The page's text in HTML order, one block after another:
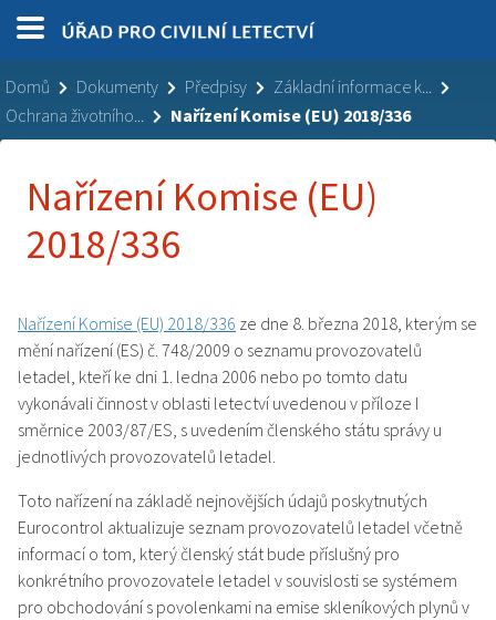
Domů Dokumenty Předpisy
Základní informace k...
Ochrana životního...
Nařízení Komise (EU) 2018/336
Nařízení Komise (EU)
2018/336
Nařízení Komise (EU) 2018/336 ze dne 8. března 2018, kterým se
mění nařízení (ES) č. 748/2009 o seznamu provozovatelů
letadel, kteří ke dni 1. ledna 2006 nebo po tomto datu
vykonávali činnost v oblasti letectví uvedenou v příloze I
směrnice 2003/87/ES, s uvedením členského státu správy u
jednotlivých provozovatelů letadel .
Toto nařízení na základě nejnovějších údajů poskytnutých
Eurocontrol aktualizuje seznam provozovatelů letadel včetně
informací o tom, který členský stát bude příslušný pro
konkrétního provozovatele letadel v souvislosti se systémem
pro obchodování s povolenkami na emise skleníkových plynů v